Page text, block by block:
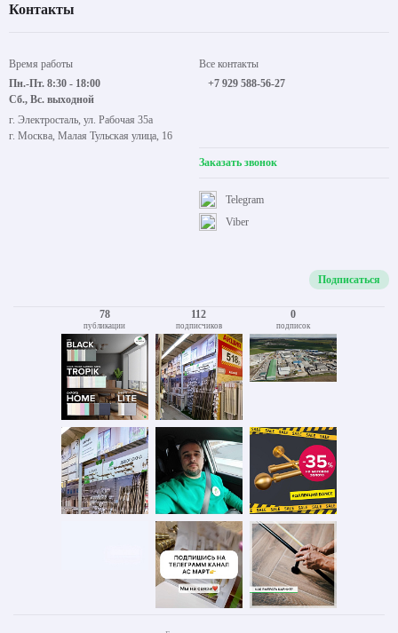
Контакты
Время работы
Пн.-Пт. 8:30 - 18:00
Сб., Вс. выходной
г. Электросталь, ул. Рабочая 35а
г. Москва, Малая Тульская улица, 16
Все контакты
+7 929 588-56-27
Заказать звонок
Viber
Telegram
Подписаться
78
публикации
112
подписчиков
0
подписок